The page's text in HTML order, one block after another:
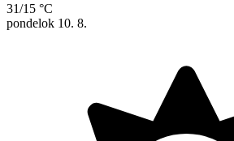
31/15 °C
pondelok 10. 8.